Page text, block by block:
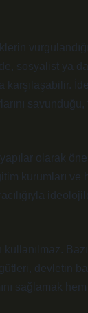
sosyalist ya
olarak
kurumları
devletin
sağlamak